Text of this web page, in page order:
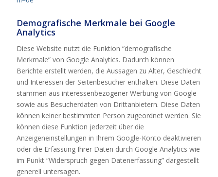
Demografische Merkmale bei Google
Analytics
Diese Website nutzt die Funktion “demografische
Merkmale” von Google Analytics. Dadurch können
Berichte erstellt werden, die Aussagen zu Alter, Geschlecht
und Interessen der Seitenbesucher enthalten. Diese Daten
stammen aus interessenbezogener Werbung von Google
sowie aus Besucherdaten von Drittanbietern. Diese Daten
können keiner bestimmten Person zugeordnet werden. Sie
können diese Funktion jederzeit über die
Anzeigeneinstellungen in Ihrem Google-Konto deaktivieren
oder die Erfassung Ihrer Daten durch Google Analytics wie
im Punkt “Widerspruch gegen Datenerfassung” dargestellt
generell untersagen.